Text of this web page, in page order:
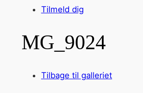
Tilmeld dig
MG_9024
Tilbage til galleriet